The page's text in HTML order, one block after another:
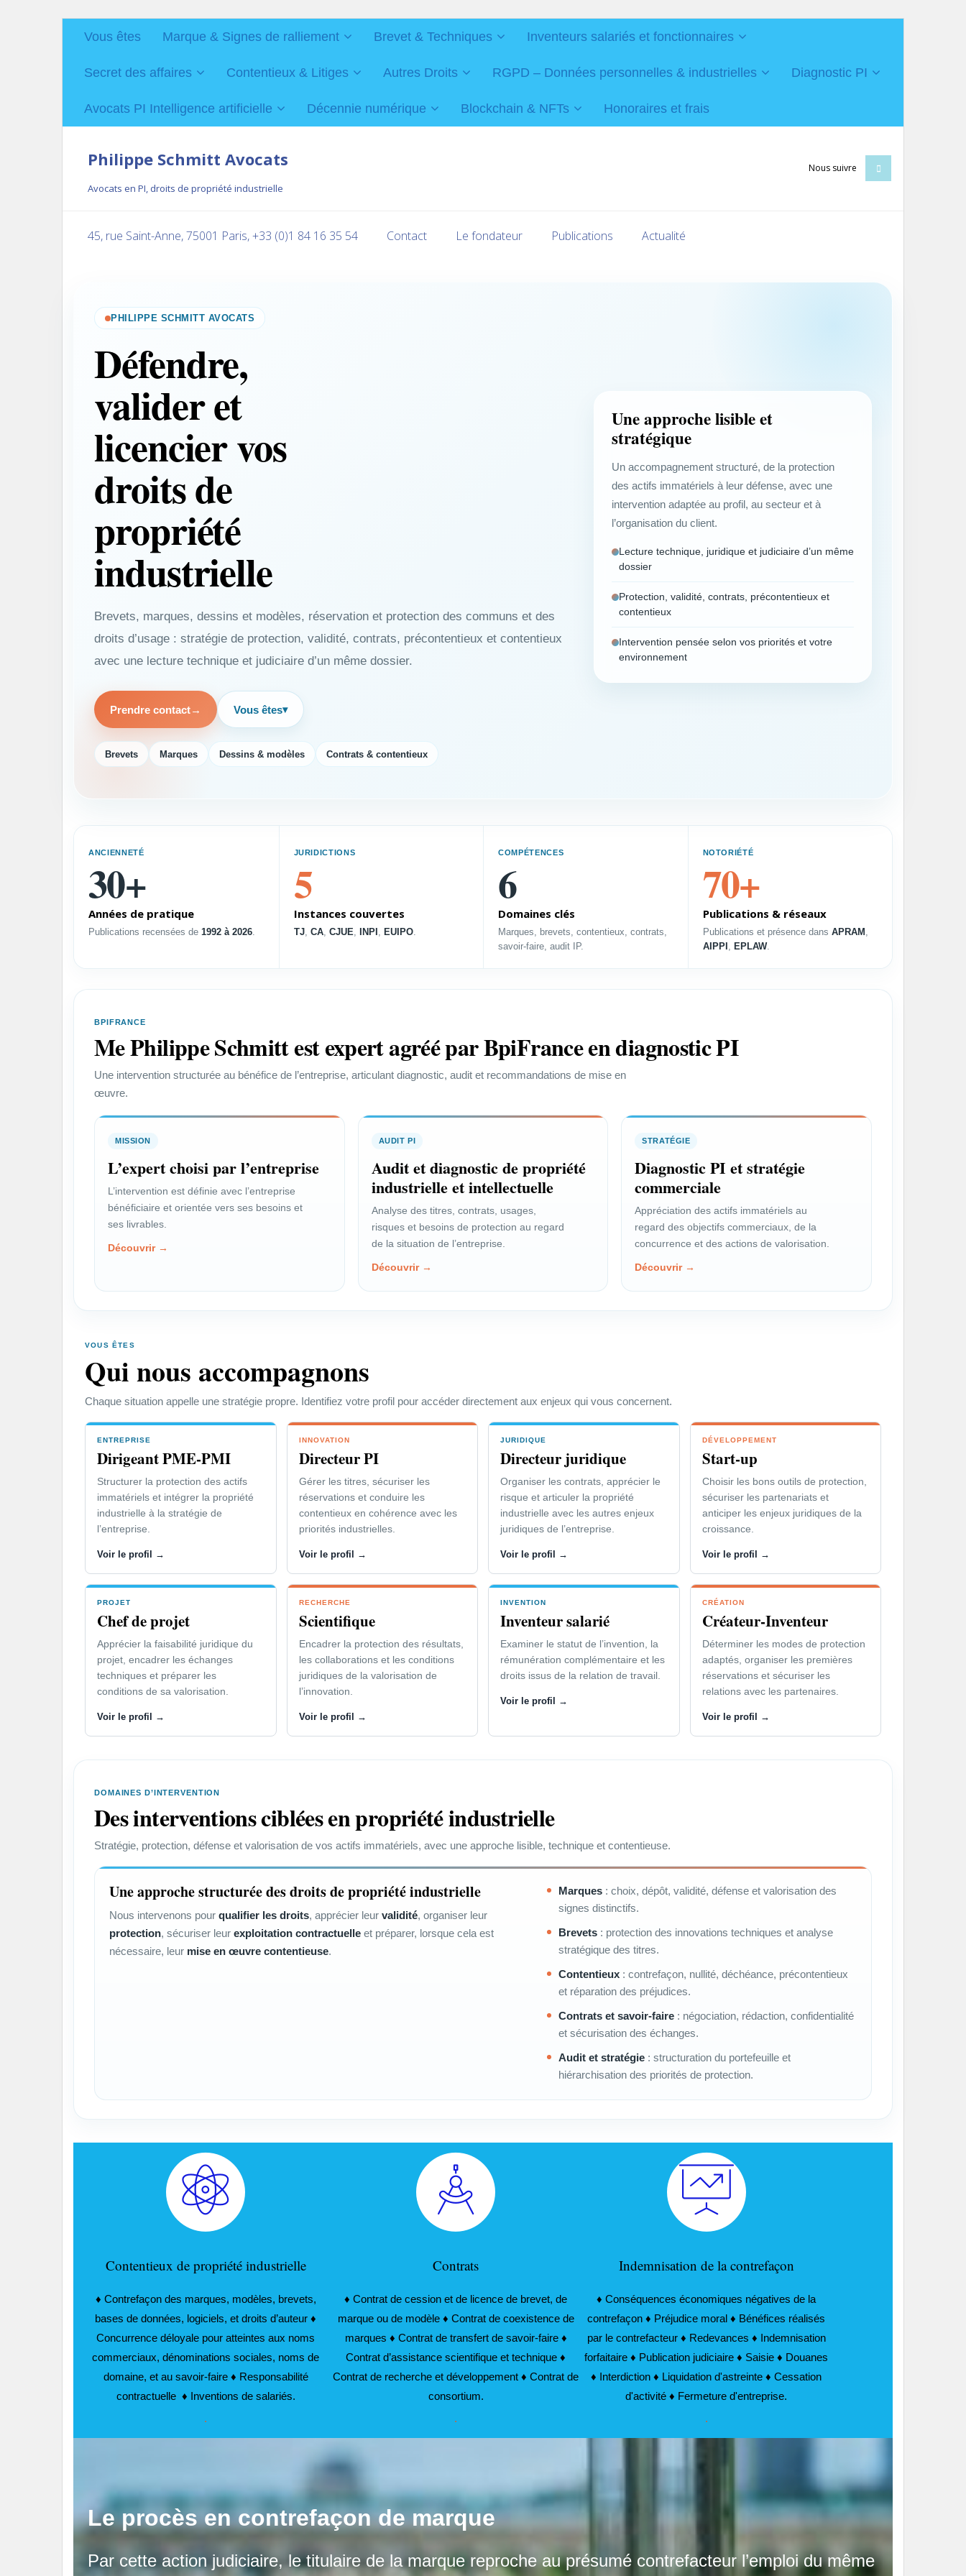
Vous êtes Marque & Signes de ralliement Brevet & Techniques Inventeurs salariés et fonctionnaires
Secret des affaires Contentieux & Litiges Autres Droits RGPD – Données personnelles & industrielles Diagnostic PI
Avocats PI Intelligence artificielle Décennie numérique Blockchain & NFTs Honoraires et frais
Philippe Schmitt Avocats
Avocats en PI, droits de propriété industrielle
Nous suivre
45, rue Saint-Anne, 75001 Paris, +33 (0)1 84 16 35 54 Contact Le fondateur Publications Actualité
PHILIPPE SCHMITT AVOCATS
Défendre,
valider et
licencier vos
droits de
propriété
industrielle
Brevets, marques, dessins et modèles, réservation et protection des communs et des
droits d’usage : stratégie de protection, validité, contrats, précontentieux et contentieux
avec une lecture technique et judiciaire d’un même dossier.
Prendre contact→ Vous êtes▾
Brevets Marques Dessins & modèles Contrats & contentieux
Une approche lisible et
stratégique
Un accompagnement structuré, de la protection
des actifs immatériels à leur défense, avec une
intervention adaptée au profil, au secteur et à
l’organisation du client.
Lecture technique, juridique et judiciaire d’un même
dossier
Protection, validité, contrats, précontentieux et
contentieux
Intervention pensée selon vos priorités et votre
environnement
Vous êtes
Dirigeant PME-PMI
Sécuriser l’innovation, défendre
croissance.
Directeur PI
Voir le profil →
PROFIL
Directeur Juridique
Structurer une délégation
efficace des enjeux de propriété
industrielle.
PROFIL
Start-up
Vérifier la faisabilité juridique et
Voir le profil →
PROFIL
Chef de projet
commercial.
Voir le profil →
Valoriser l’innovation issue de la
PROFIL
Inventeur salarié
négocier une rémunération
Voir le profil →
Choisir la bonne protection et
Dirigeant PME-PMI Accéder à la page “Vous êtes” →
L’innovation soutient vos parts de marché et la dynamique de
concurrents.
NOTRE CONCOURS
Gestion des contentieux adaptée à votre organisation et à vos
ANCIENNETÉ
30+
Années de pratique
Publications recensées de 1992 à 2026.
JURIDICTIONS
5
Instances couvertes
TJ, CA, CJUE, INPI , EUIPO.
COMPÉTENCES
6
Domaines clés
Marques, brevets, contentieux, contrats,
savoir-faire, audit IP.
NOTORIÉTÉ
70+
Publications & réseaux
Publications et présence dans APRAM ,
AIPPI , EPLAW.
BPIFRANCE
Me Philippe Schmitt est expert agréé par BpiFrance en diagnostic PI
Une intervention structurée au bénéfice de l’entreprise, articulant diagnostic, audit et recommandations de mise en
œuvre.
MISSION
L’expert choisi par l’entreprise
L’intervention est définie avec l’entreprise
bénéficiaire et orientée vers ses besoins et
ses livrables.
Découvrir →
AUDIT PI
Audit et diagnostic de propriété
industrielle et intellectuelle
Analyse des titres, contrats, usages,
risques et besoins de protection au regard
de la situation de l’entreprise.
Découvrir →
STRATÉGIE
Diagnostic PI et stratégie
commerciale
Appréciation des actifs immatériels au
regard des objectifs commerciaux, de la
concurrence et des actions de valorisation.
Découvrir →
VOUS ÊTES
Qui nous accompagnons
Chaque situation appelle une stratégie propre. Identifiez votre profil pour accéder directement aux enjeux qui vous concernent.
ENTREPRISE
Dirigeant PME-PMI
Structurer la protection des actifs
immatériels et intégrer la propriété
industrielle à la stratégie de
l’entreprise.
Voir le profil →
INNOVATION
Directeur PI
Gérer les titres, sécuriser les
réservations et conduire les
contentieux en cohérence avec les
priorités industrielles.
Voir le profil →
JURIDIQUE
Directeur juridique
Organiser les contrats, apprécier le
risque et articuler la propriété
industrielle avec les autres enjeux
juridiques de l’entreprise.
Voir le profil →
DÉVELOPPEMENT
Start-up
Choisir les bons outils de protection,
sécuriser les partenariats et
anticiper les enjeux juridiques de la
croissance.
Voir le profil →
PROJET
Chef de projet
Apprécier la faisabilité juridique du
projet, encadrer les échanges
techniques et préparer les
conditions de sa valorisation.
Voir le profil →
RECHERCHE
Scientifique
Encadrer la protection des résultats,
les collaborations et les conditions
juridiques de la valorisation de
l’innovation.
Voir le profil →
INVENTION
Inventeur salarié
Examiner le statut de l’invention, la
rémunération complémentaire et les
droits issus de la relation de travail.
Voir le profil →
CRÉATION
Créateur-Inventeur
Déterminer les modes de protection
adaptés, organiser les premières
réservations et sécuriser les
relations avec les partenaires.
Voir le profil →
DOMAINES D’INTERVENTION
Des interventions ciblées en propriété industrielle
Stratégie, protection, défense et valorisation de vos actifs immatériels, avec une approche lisible, technique et contentieuse.
Une approche structurée des droits de propriété industrielle
Nous intervenons pour qualifier les droits, apprécier leur validité, organiser leur
protection, sécuriser leur exploitation contractuelle et préparer, lorsque cela est
nécessaire, leur mise en œuvre contentieuse.
Marques : choix, dépôt, validité, défense et valorisation des
signes distinctifs.
Brevets : protection des innovations techniques et analyse
stratégique des titres.
Contentieux : contrefaçon, nullité, déchéance, précontentieux
et réparation des préjudices.
Contrats et savoir-faire : négociation, rédaction, confidentialité
et sécurisation des échanges.
Audit et stratégie : structuration du portefeuille et
hiérarchisation des priorités de protection.
Contentieux de propriété industrielle
♦ Contrefaçon des marques, modèles, brevets,
bases de données, logiciels, et droits d’auteur ♦
Concurrence déloyale pour atteintes aux noms
commerciaux, dénominations sociales, noms de
domaine, et au savoir-faire ♦ Responsabilité
contractuelle ♦ Inventions de salariés.
.
Contrats
♦ Contrat de cession et de licence de brevet, de
marque ou de modèle ♦ Contrat de coexistence de
marques ♦ Contrat de transfert de savoir-faire ♦
Contrat d’assistance scientifique et technique ♦
Contrat de recherche et développement ♦ Contrat de
consortium.
.
Indemnisation de la contrefaçon
♦ Conséquences économiques négatives de la
contrefaçon ♦ Préjudice moral ♦ Bénéfices réalisés
par le contrefacteur ♦ Redevances ♦ Indemnisation
forfaitaire ♦ Publication judiciaire ♦ Saisie ♦ Douanes
♦ Interdiction ♦ Liquidation d'astreinte ♦ Cessation
d'activité ♦ Fermeture d'entreprise.
.
Le procès en contrefaçon de marque
Par cette action judiciaire, le titulaire de la marque reproche au présumé contrefacteur l’emploi du même